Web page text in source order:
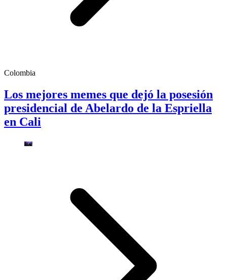
Colombia
Los mejores memes que dejó la posesión
presidencial de Abelardo de la Espriella
en Cali